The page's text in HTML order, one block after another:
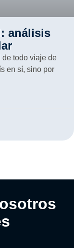
análisis
de todo viaje de
en sí, sino por